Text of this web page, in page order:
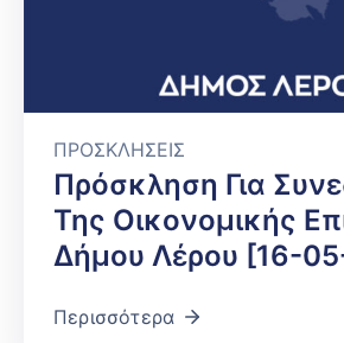
ΠΡΟΣΚΛΗΣΕΙΣ
Πρόσκληση Για
Της Οικονομικής
Δήμου Λέρου [16-
Περισσότερα